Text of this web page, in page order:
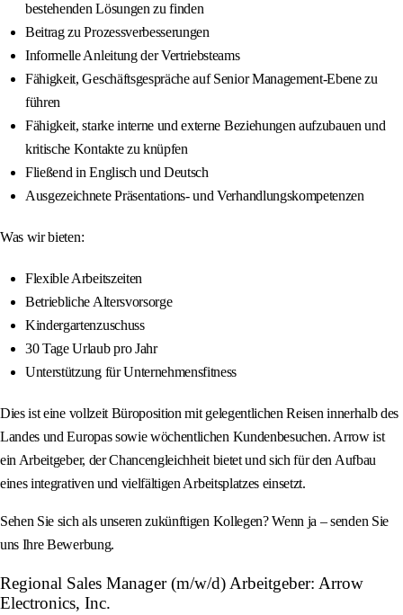
bestehenden Lösungen zu finden
Beitrag zu Prozessverbesserungen
Informelle Anleitung der Vertriebsteams
Fähigkeit, Geschäftsgespräche auf Senior Management-Ebene zu
führen
Fähigkeit, starke interne und externe Beziehungen aufzubauen und
kritische Kontakte zu knüpfen
Fließend in Englisch und Deutsch
Ausgezeichnete Präsentations- und Verhandlungskompetenzen
Was wir bieten:
Flexible Arbeitszeiten
Betriebliche Altersvorsorge
Kindergartenzuschuss
30 Tage Urlaub pro Jahr
Unterstützung für Unternehmensfitness
Dies ist eine vollzeit Büroposition mit gelegentlichen Reisen innerhalb des
Landes und Europas sowie wöchentlichen Kundenbesuchen. Arrow ist
ein Arbeitgeber, der Chancengleichheit bietet und sich für den Aufbau
eines integrativen und vielfältigen Arbeitsplatzes einsetzt.
Sehen Sie sich als unseren zukünftigen Kollegen? Wenn ja – senden Sie
uns Ihre Bewerbung.
Regional Sales Manager (m/w/d) Arbeitgeber: Arrow
Electronics, Inc.